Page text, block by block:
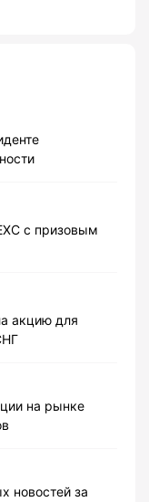
с призовым
акцию для
на рынке
новостей за